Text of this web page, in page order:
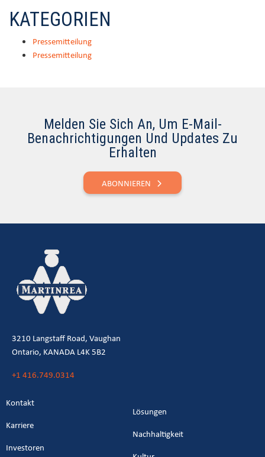
KATEGORIEN
Pressemitteilung
Pressemitteilung
Melden Sie Sich An, Um E-Mail-
Benachrichtigungen Und Updates Zu
Erhalten
ABONNIEREN
3210 Langstaff Road, Vaughan
Ontario, KANADA L4K 5B2
+1 416.749.0314
Kontakt
Karriere
Investoren
Lösungen
Nachhaltigkeit